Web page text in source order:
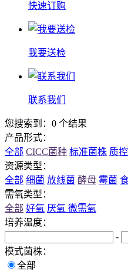
快速订购
我要送检
联系我们
您搜索到：0 个结果
产品形式：
全部 CICC菌种 标准菌株 质
资源类型：
全部 细菌 放线菌 酵母 霉菌
需氧类型：
全部 好氧 厌氧 微需氧
培养温度：
-
模式菌株：
全部